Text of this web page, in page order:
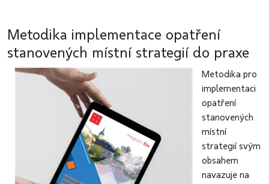
Metodika implementace opatření
stanovených místní strategií do praxe
Metodika pro
implementaci
opatření
stanovených
místní
strategií svým
obsahem
navazuje na